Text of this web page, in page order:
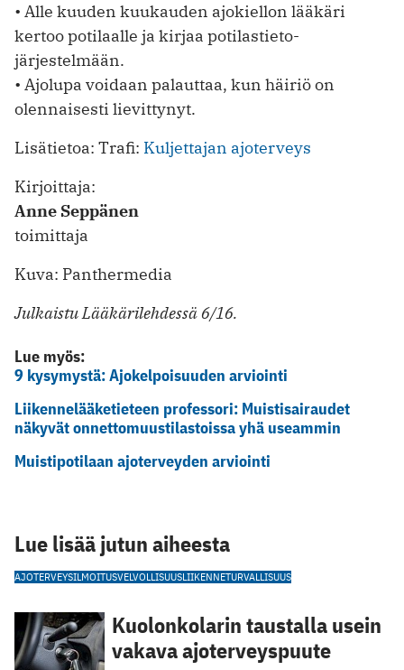
• Alle kuuden kuukauden ajokiellon lääkäri
kertoo potilaalle ja kirjaa potilastieto-
järjestelmään.
• Ajolupa voidaan palauttaa, kun häiriö on
olennaisesti lievittynyt.
Lisätietoa: Trafi: Kuljettajan ajoterveys
Kirjoittaja:
Anne Seppänen
toimittaja
Kuva: Panthermedia
Julkaistu Lääkärilehdessä 6/16.
Lue myös:
9 kysymystä: Ajokelpoisuuden arviointi
Liikennelääketieteen professori: Muistisairaudet
näkyvät onnettomuustilastoissa yhä useammin
Muistipotilaan ajoterveyden arviointi
Lue lisää jutun aiheesta
AJOTERVEYSILMOITUSVELVOLLISUUSLIIKENNETURVALLISUUS
Kuolonkolarin taustalla usein
vakava ajoterveyspuute